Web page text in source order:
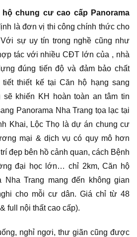
hộ chung cư cao cấp Panorama
là đơn vị thi công chính thức cho
sự uy tín trong nghề cũng như
tác với nhiều CĐT lớn của , nhà
đúng tiến độ và đảm bảo chất
thiết kế tại Căn hộ hạng sang
sẽ khiến KH hoàn toàn an tâm tin
Panorama Nha Trang tọa lạc tại
Khai, Lộc Thọ là dự án chung cư
mại & dịch vụ có quy mô hơn
đẹp bên hồ cảnh quan, cách Bệnh
đại học lớn… chỉ 2km, Căn hộ
Nha Trang mang đến không gian
cho mỗi cư dân. Giá chỉ từ 48
full nội thất cao cấp).
nghỉ ngơi, thư giãn cũng được